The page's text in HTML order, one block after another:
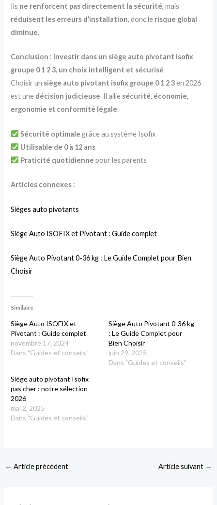
Ils ne renforcent pas directement la sécurité, mais
réduisent les erreurs d’installation, donc le risque global
diminue.
Conclusion : investir dans un siège auto pivotant isofix
groupe 0 1 2 3, un choix intelligent et sécurisé
Choisir un siège auto pivotant isofix groupe 0 1 2 3en 2026
est une décision judicieuse. Il allie sécurité, économie,
ergonomie et conformité légale.
Sécurité optimale grâce au système Isofix
Utilisable de 0 à 12 ans
Praticité quotidienne pour les parents
Articles connexes :
Sièges auto pivotants
Siège Auto ISOFIX et Pivotant : Guide complet
Siège Auto Pivotant 0-36 kg : Le Guide Complet pour Bien
Choisir
Similaire
Siège Auto ISOFIX et
Pivotant : Guide complet
novembre 17, 2024
Dans "Guides et conseils"
Siège Auto Pivotant 0-36 kg
: Le Guide Complet pour
Bien Choisir
juin 29, 2025
Dans "Guides et conseils"
Siège auto pivotant Isofix
pas cher : notre sélection
2026
mai 2, 2025
Dans "Guides et conseils"
← Article précédent Article suivant →